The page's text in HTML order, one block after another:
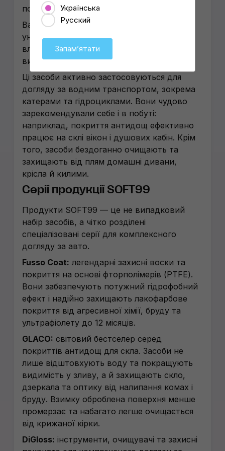
поверхнях авто.
Варто зазначити, що завдяки своїй
універсальності та високим захисним
властивостям, продукція SOFT99 давно
вийшла за межі автомобільної ніші.
Ці засоби активно застосовуються для
догляду за водним транспортом, зокрема
катерами та гідроциклами. Вони чудово
зарекомендували себе і в побуті:
наприклад, покриття антидощ ефективно
працює на склі вікон і душових кабін. Крім
того, засоби бездоганно очищають та
захищають від плям домашні дивани,
крісла й килими.
Серії продукції SOFT99
Продукти SOFT99 — це не випадковий
набір засобів, а чітко розділені
спеціалізовані серії для комплексного
догляду за авто.
Fusso Coat: легендарні захисні воски та
покриття на основі фторполімерів (PTFE).
Вони забезпечують потужний гідрофобний
ефект і надійно захищають лакофарбове
покриття від агресивної хімії, бруду та
ультрафіолету до 12 місяців.
GLACO: світовий бестселер серед
покриттів антидощ для скла. Засоби не
лише відштовхують воду та покращують
видимість у зливу, а й захищають скло,
дзеркала та оптику від налипання комах і
бруду. Взимку оброблена поверхня менше
промерзає та набагато легше очищається
від крижаної кірки.
DiGloss: інструменти, очищувачі та захисні
Українська
Русский
Запамʼятати